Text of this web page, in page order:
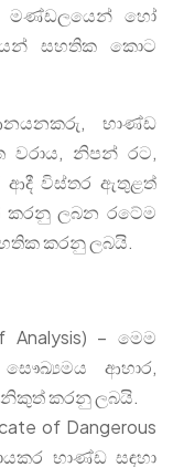
මණ්ඩලයෙන් හෝ
සහතික කොට
භාණ්ඩ
වරාය, නිපන් රට,
ආදී විස්තර ඇතුළත්
ලබන රටේම
කරනු ලබයි.
– මෙම
ආහාර,
නිකුත් කරනු ලබයි.
of Dangerous
භාණ්ඩ සඳහා